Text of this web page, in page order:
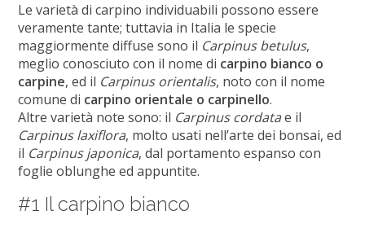
Le varietà di carpino individuabili possono essere
veramente tante; tuttavia in Italia le specie
maggiormente diffuse sono il Carpinus betulus,
meglio conosciuto con il nome di carpino bianco o
carpine, ed il Carpinus orientalis, noto con il nome
comune di carpino orientale o carpinello.
Altre varietà note sono: il Carpinus cordatae il
Carpinus laxiflora, molto usati nell’arte dei bonsai, ed
il Carpinus japonica, dal portamento espanso con
foglie oblunghe ed appuntite.
#1 Il carpino bianco